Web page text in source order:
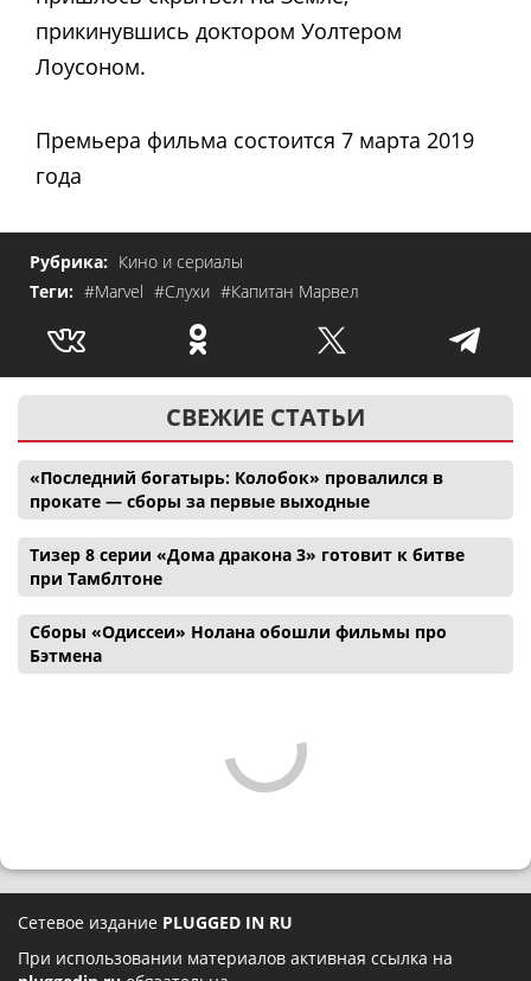
прикинувшись доктором Уолтером
Лоусоном.
Премьера фильма состоится 7 марта 2019
года
Рубрика: Кино и сериалы
Теги: #Marvel #Слухи #Капитан Марвел
СВЕЖИЕ СТАТЬИ
«Последний богатырь: Колобок» провалился в
прокате — сборы за первые выходные
Тизер 8 серии «Дома дракона 3» готовит к битве
при Тамблтоне
Сборы «Одиссеи» Нолана обошли фильмы про
Бэтмена
Сетевое издание PLUGGED IN RU
При использовании материалов активная ссылка на